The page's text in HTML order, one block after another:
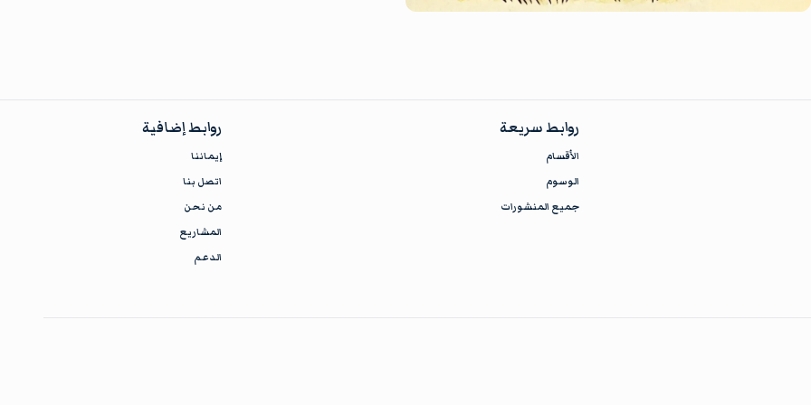
روابط سريعة
الأقسام
الوسوم
جميع المنشورات
روابط إضافية
إيماننا
اتصل بنا
من نحن
المشاريع
الدعم